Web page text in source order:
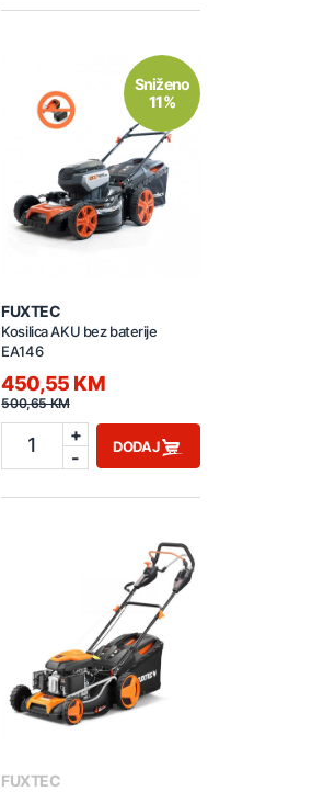
Sniženo
11%
FUXTEC
Kosilica AKU bez baterije
EA146
450,55 KM
500,65 KM
1
+
-
DODAJ
FUXTEC